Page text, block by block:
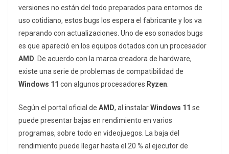
versiones no están del todo preparados para entornos de
uso cotidiano, estos bugs los espera el fabricante y los va
reparando con actualizaciones. Uno de eso sonados bugs
es que apareció en los equipos dotados con un procesador
AMD . De acuerdo con la marca creadora de hardware,
existe una serie de problemas de compatibilidad de
Windows 11 con algunos procesadores Ryzen
Según el portal oficial de AMD, al instalarWindows 11 se
puede presentar bajas en rendimiento en varios
programas, sobre todo en videojuegos. La baja del
rendimiento puede llegar hasta el 20 % al ejecutor de